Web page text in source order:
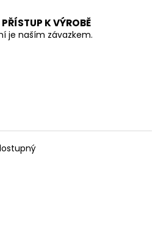
K VÝROBĚ
je naším závazkem.